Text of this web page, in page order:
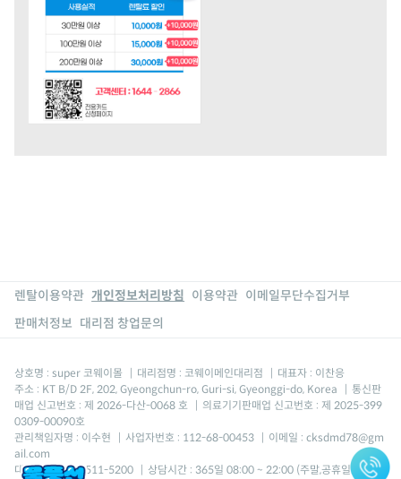
렌탈이용약관 개인정보처리방침 이용약관 이메일무단수집거부
판매처정보 대리점 창업문의
상호명 : super 코웨이몰 대리점명 : 코웨이메인대리점
대표자 : 이찬응
주소 : KT B/D 2F, 202, Gyeongchun-ro, Guri-si, Gyeonggi-do, Korea
통신판
매업 신고번호 : 제 2026-다산-0068 호
의료기기판매업 신고번호 : 제 2025-399
0309-00090호
관리책임자명 : 이수현
사업자번호 : 112-68-00453
이메일 : cksdmd78@gm
ail.com
대표번호 : 080-511-5200
상담시간 : 365일 08:00 ~ 22:00 (주말,공휴일포함) *